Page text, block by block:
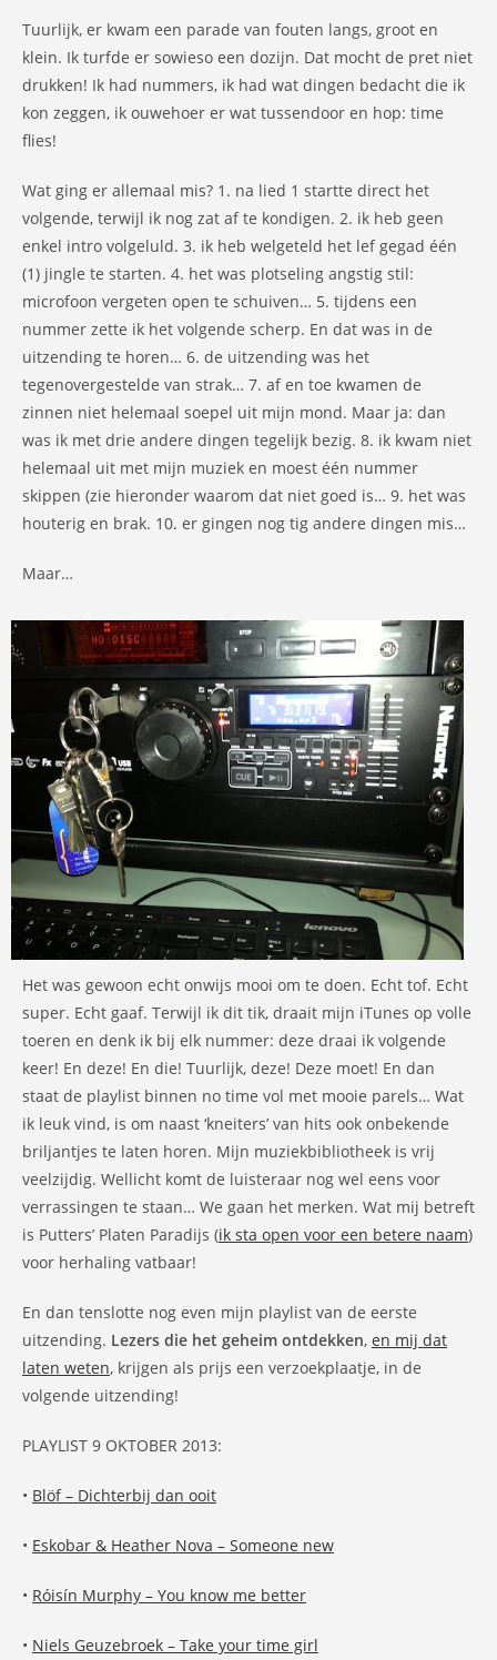
Tuurlijk, er kwam een parade van fouten langs, groot en
klein. Ik turfde er sowieso een dozijn. Dat mocht de pret niet
drukken! Ik had nummers, ik had wat dingen bedacht die ik
kon zeggen, ik ouwehoer er wat tussendoor en hop: time
flies!
Wat ging er allemaal mis? 1. na lied 1 startte direct het
volgende, terwijl ik nog zat af te kondigen. 2. ik heb geen
enkel intro volgeluld. 3. ik heb welgeteld het lef gegad één
(1) jingle te starten. 4. het was plotseling angstig stil:
microfoon vergeten open te schuiven… 5. tijdens een
nummer zette ik het volgende scherp. En dat was in de
uitzending te horen… 6. de uitzending was het
tegenovergestelde van strak… 7. af en toe kwamen de
zinnen niet helemaal soepel uit mijn mond. Maar ja: dan
was ik met drie andere dingen tegelijk bezig. 8. ik kwam niet
helemaal uit met mijn muziek en moest één nummer
skippen (zie hieronder waarom dat niet goed is… 9. het was
houterig en brak. 10. er gingen nog tig andere dingen mis…
Maar…
Het was gewoon echt onwijs mooi om te doen. Echt tof. Echt
super. Echt gaaf. Terwijl ik dit tik, draait mijn iTunes op volle
toeren en denk ik bij elk nummer: deze draai ik volgende
keer! En deze! En die! Tuurlijk, deze! Deze moet! En dan
staat de playlist binnen no time vol met mooie parels… Wat
ik leuk vind, is om naast ‘kneiters’ van hits ook onbekende
briljantjes te laten horen. Mijn muziekbibliotheek is vrij
veelzijdig. Wellicht komt de luisteraar nog wel eens voor
verrassingen te staan… We gaan het merken. Wat mij betreft
is Putters’ Platen Paradijs (ik sta open voor een betere naam)
voor herhaling vatbaar!
En dan tenslotte nog even mijn playlist van de eerste
uitzending. Lezers die het geheim ontdekken, en mij dat
laten weten, krijgen als prijs een verzoekplaatje, in de
volgende uitzending!
PLAYLIST 9 OKTOBER 2013:
• Blöf – Dichterbij dan ooit
• Eskobar & Heather Nova – Someone new
• Róisín Murphy – You know me better
• Niels Geuzebroek – Take your time girl